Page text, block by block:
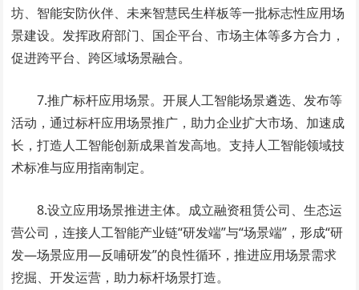
坊、智能安防伙伴、未来智慧民生样板等一批标志性应用场
景建设。发挥政府部门、国企平台、市场主体等多方合力，
促进跨平台、跨区域场景融合。
7.推广标杆应用场景。开展人工智能场景遴选、发布等
活动，通过标杆应用场景推广，助力企业扩大市场、加速成
长，打造人工智能创新成果首发高地。支持人工智能领域技
术标准与应用指南制定。
8.设立应用场景推进主体。成立融资租赁公司、生态运
营公司，连接人工智能产业链“研发端”与“场景端”，形成“研
发—场景应用—反哺研发”的良性循环，推进应用场景需求
挖掘、开发运营，助力标杆场景打造。